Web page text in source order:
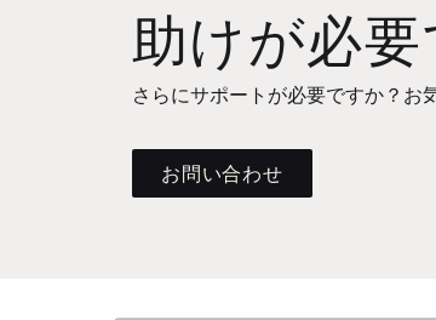
助けが必要
さらにサポートが必要ですか？お
お問い合わせ